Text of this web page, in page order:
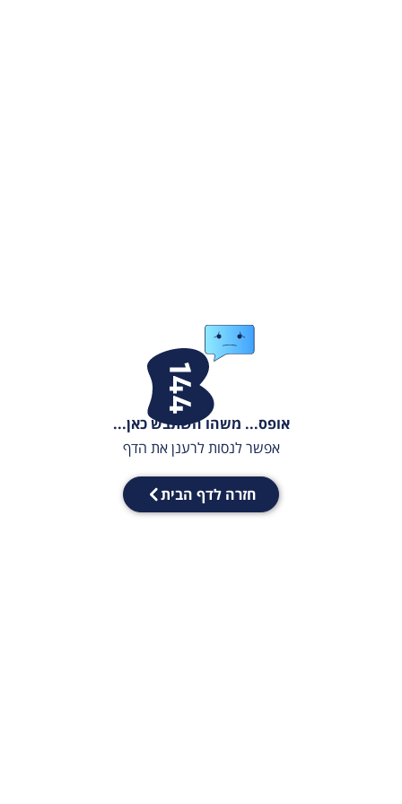
אופס... משהו השתבש כאן...
אפשר לנסות לרענן את הדף
חזרה לדף הבית